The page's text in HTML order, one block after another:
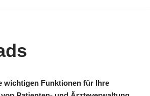
wichtigen Funktionen für Ihre